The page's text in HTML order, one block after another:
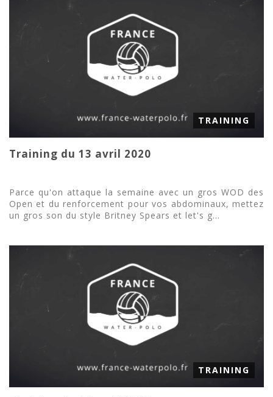
TRAINING
Training du 13 avril 2020
Parce qu'on attaque la semaine avec un gros WOD des
Open et du renforcement pour vos abdominaux, mettez
un gros son du style Britney Spears et let's g...
TRAINING